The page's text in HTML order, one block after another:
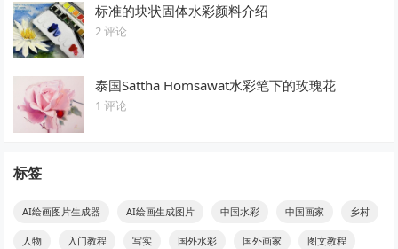
标准的块状固体水彩颜料介绍
2 评论
泰国Sattha Homsawat水彩笔下的玫瑰花
1 评论
标签
AI绘画图片生成器 AI绘画生成图片 中国水彩 中国画家 乡村
人物 入门教程 写实 国外水彩 国外画家 图文教程